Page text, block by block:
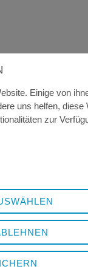
Einige von
uns helfen, diese
zur